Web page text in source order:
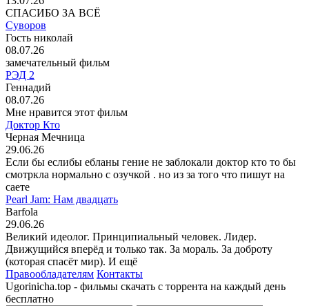
СПАСИБО ЗА ВСЁ
Суворов
Гость николай
08.07.26
замечательный фильм
РЭД 2
Геннадий
08.07.26
Мне нравится этот фильм
Доктор Кто
Черная Мечница
29.06.26
Если бы еслибы ебланы гение не заблокали доктор кто то бы
смотркла нормально с озучкой . но из за того что пишут на
саете
Pearl Jam: Нам двадцать
Barfola
29.06.26
Великий идеолог. Принципиальный человек. Лидер.
Движущийся вперёд и только так. За мораль. За доброту
(которая спасёт мир). И ещё
Правообладателям Контакты
Ugorinicha.top - фильмы скачать с торрента на каждый день
бесплатно